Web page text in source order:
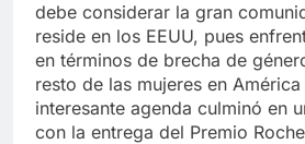
debe considerar la gran
reside en los EEUU, pues
en términos de brecha de
resto de las mujeres en América
interesante agenda culminó en
con la entrega del Premio